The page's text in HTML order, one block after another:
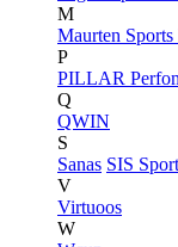
M
Maurten
P
PILLAR
Q
QWIN
S
Sanas SIS
V
Virtuoos
W